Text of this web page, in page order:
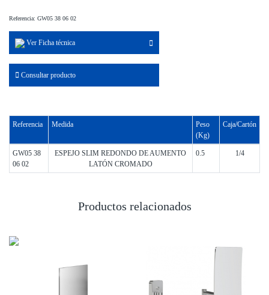
Referencia: GW05 38 06 02
Ver Ficha técnica
Consultar producto
Referencia Medida
Peso
(Kg)
Caja/Cartón
GW05 38
06 02
ESPEJO SLIM REDONDO DE AUMENTO
LATÓN CROMADO
0.5 1/4
Productos relacionados